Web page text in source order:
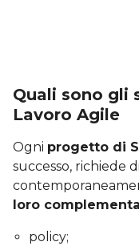
Quali sono gli
Lavoro Agile
Ogni progetto di
successo, richiede
loro
policy;